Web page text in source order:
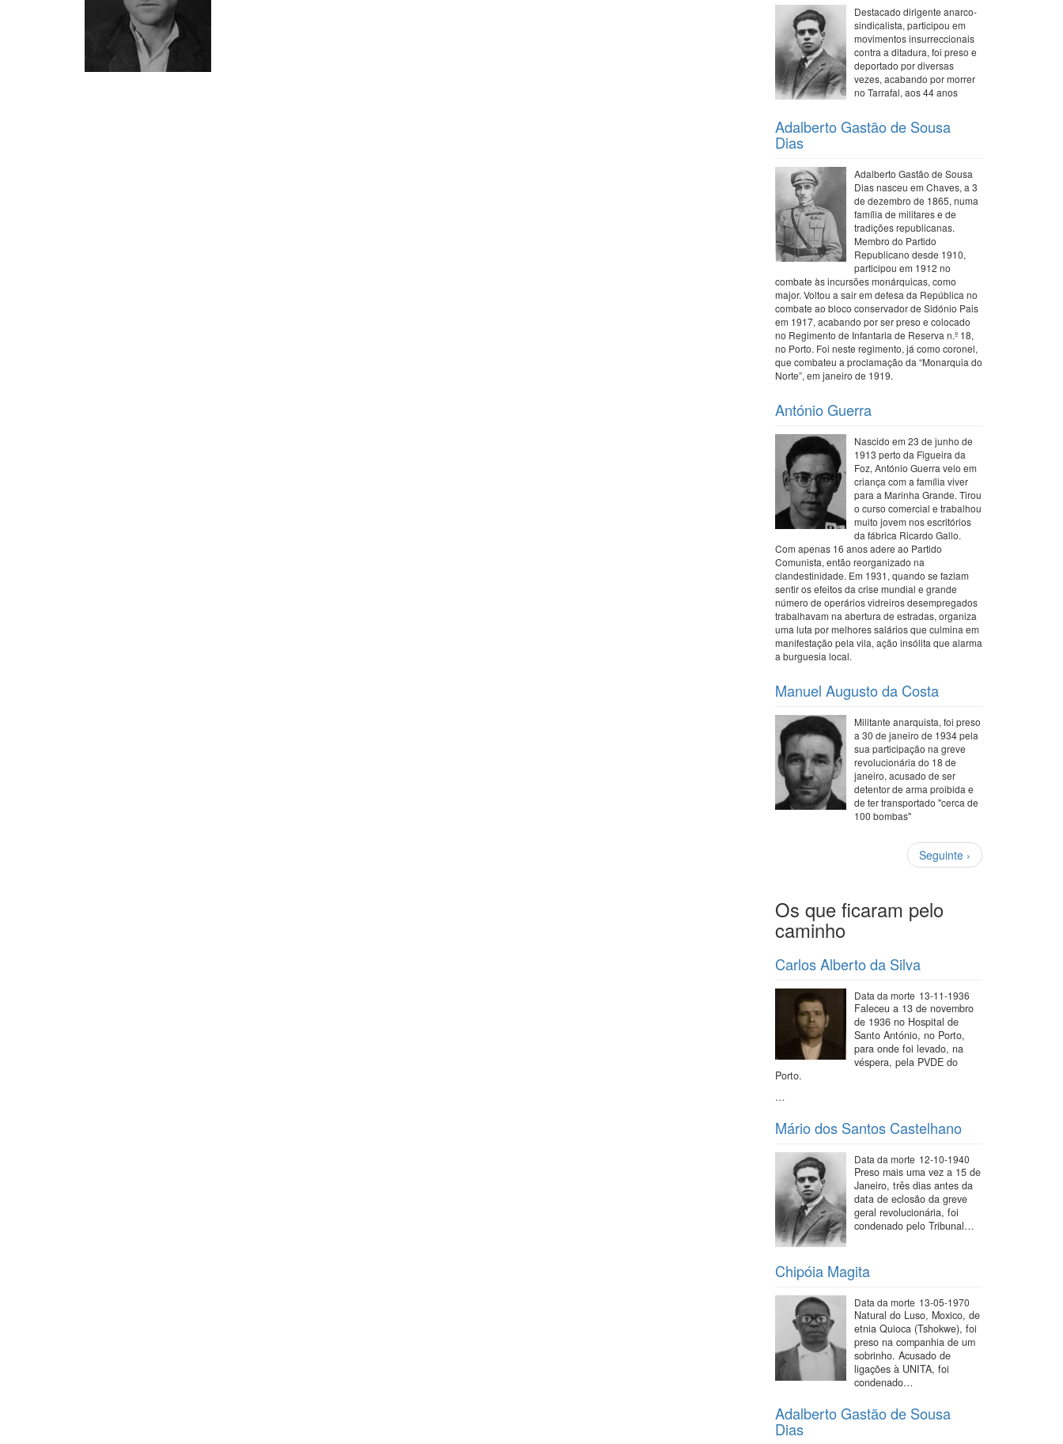
Destacado dirigente anarco-
sindicalista, participou em
movimentos insurreccionais
contra a ditadura, foi preso e
deportado por diversas
vezes, acabando por morrer
no Tarrafal, aos 44 anos
Adalberto Gastão de Sousa
Dias
Adalberto Gastão de Sousa
Dias nasceu em Chaves, a 3
de dezembro de 1865, numa
família de militares e de
tradições republicanas.
Membro do Partido
Republicano desde 1910,
participou em 1912 no
combate às incursões monárquicas, como
major. Voltou a sair em defesa da República no
combate ao bloco conservador de Sidónio Pais
em 1917, acabando por ser preso e colocado
no Regimento de Infantaria de Reserva n.º 18,
no Porto. Foi neste regimento, já como coronel,
que combateu a proclamação da “Monarquia do
Norte”, em janeiro de 1919.
António Guerra
Nascido em 23 de junho de
1913 perto da Figueira da
Foz, António Guerra veio em
criança com a família viver
para a Marinha Grande. Tirou
o curso comercial e trabalhou
muito jovem nos escritórios
da fábrica Ricardo Gallo.
Com apenas 16 anos adere ao Partido
Comunista, então reorganizado na
clandestinidade. Em 1931, quando se faziam
sentir os efeitos da crise mundial e grande
número de operários vidreiros desempregados
trabalhavam na abertura de estradas, organiza
uma luta por melhores salários que culmina em
manifestação pela vila, ação insólita que alarma
a burguesia local.
Manuel Augusto da Costa
Militante anarquista, foi preso
a 30 de janeiro de 1934 pela
sua participação na greve
revolucionária do 18 de
janeiro, acusado de ser
detentor de arma proibida e
de ter transportado "cerca de
100 bombas"
Próxima
página
Seguinte ›
Os que ficaram pelo
caminho
Carlos Alberto da Silva
Data da morte 13-11-1936
Faleceu a 13 de novembro
de 1936 no Hospital de
Santo António, no Porto,
para onde foi levado, na
véspera, pela PVDE do
Porto.
…
Mário dos Santos Castelhano
Data da morte 12-10-1940
Preso mais uma vez a 15 de
Janeiro, três dias antes da
data de eclosão da greve
geral revolucionária, foi
condenado pelo Tribunal…
Chipóia Magita
Data da morte 13-05-1970
Natural do Luso, Moxico, de
etnia Quioca (Tshokwe), foi
preso na companhia de um
sobrinho. Acusado de
ligações à UNITA, foi
condenado…
Adalberto Gastão de Sousa
Dias